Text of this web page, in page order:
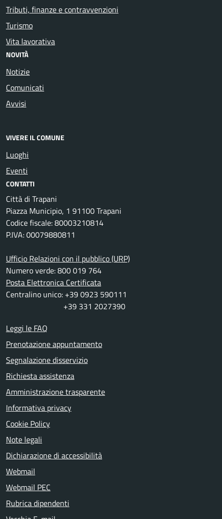
Tributi, finanze e contravvenzioni
Turismo
Vita lavorativa
NOVITÀ
Notizie
Comunicati
Avvisi
VIVERE IL COMUNE
Luoghi
Eventi
CONTATTI
Città di Trapani
Piazza Municipio, 1 91100 Trapani
Codice fiscale: 80003210814
P.IVA: 00079880811
Ufficio Relazioni con il pubblico (URP)
Numero verde: 800 019 764
Posta Elettronica Certificata
Centralino unico: +39 0923 590111
+39 331 2027390
Leggi le FAQ
Prenotazione appuntamento
Segnalazione disservizio
Richiesta assistenza
Amministrazione trasparente
Informativa privacy
Cookie Policy
Note legali
Dichiarazione di accessibilità
Webmail
Webmail PEC
Rubrica dipendenti